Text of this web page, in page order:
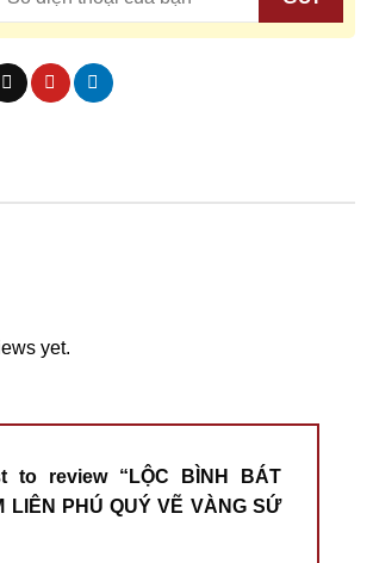
yet.
to review “LỘC BÌNH BÁT
LIÊN PHÚ QUÝ VẼ VÀNG SỨ